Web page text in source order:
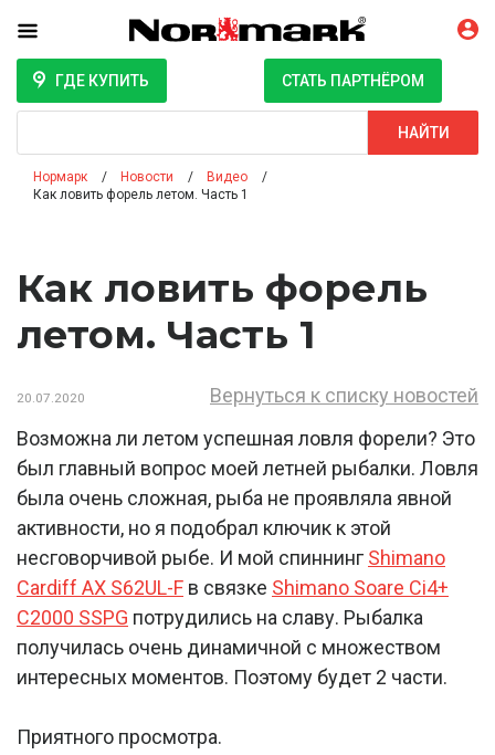
ГДЕ КУПИТЬ СТАТЬ ПАРТНЁРОМ
НАЙТИ
Нормарк Новости
Видео
Как ловить форель летом. Часть 1
Как ловить форель
летом. Часть 1
20.07.2020
Вернуться к списку новостей
Возможна ли летом успешная ловля форели? Это
был главный вопрос моей летней рыбалки. Ловля
была очень сложная, рыба не проявляла явной
активности, но я подобрал ключик к этой
несговорчивой рыбе. И мой спиннинг Shimano
Cardiff AX S62UL-F в связке Shimano Soare Ci4+
C2000 SSPG потрудились на славу. Рыбалка
получилась очень динамичной с множеством
интересных моментов. Поэтому будет 2 части.
Приятного просмотра.